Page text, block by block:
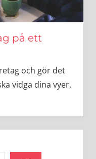
på ett
och gör det
vidga dina vyer,